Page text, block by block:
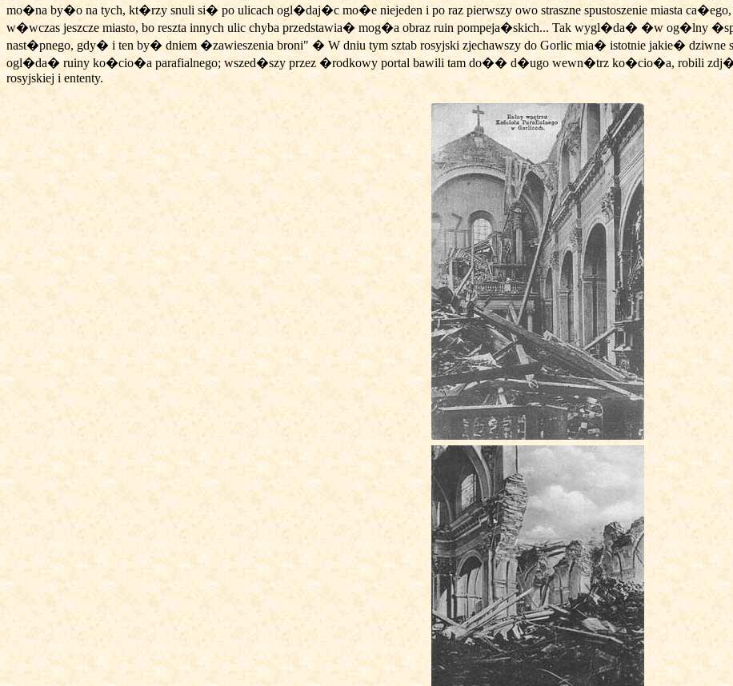
mo�na by�o na tych, kt�rzy snuli si� po ulicach ogl�daj�c mo�e niejeden i po raz pierwszy owo straszne spustoszenie miasta
w�wczas jeszcze miasto, bo reszta innych ulic chyba przedstawia� mog�a obraz ruin pompeja�skich... Tak wygl�da� �w og�lny
nast�pnego, gdy� i ten by� dniem �zawieszenia broni" � W dniu tym sztab rosyjski zjechawszy do Gorlic mia� istotnie jakie� dziwne
ogl�da� ruiny ko�cio�a parafialnego; wszed�szy przez �rodkowy portal bawili tam do�� d�ugo wewn�trz ko�cio�a, robili
rosyjskiej i ententy.